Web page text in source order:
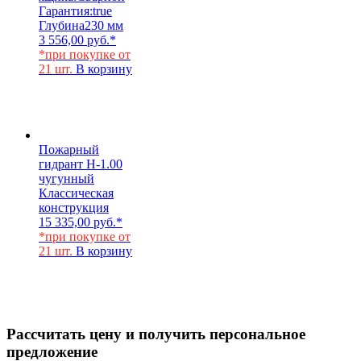
Гарантия:true
Глубина230 мм
3 556,00 руб.*
*при покупке от
21 шт. В корзину
Пожарный
гидрант Н-1.00
чугунный
Классическая
конструкция
15 335,00 руб.*
*при покупке от
21 шт. В корзину
Рассчитать цену и получить персональное
предложение